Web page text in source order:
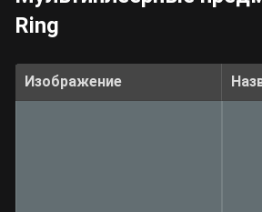
Ring
Изображение